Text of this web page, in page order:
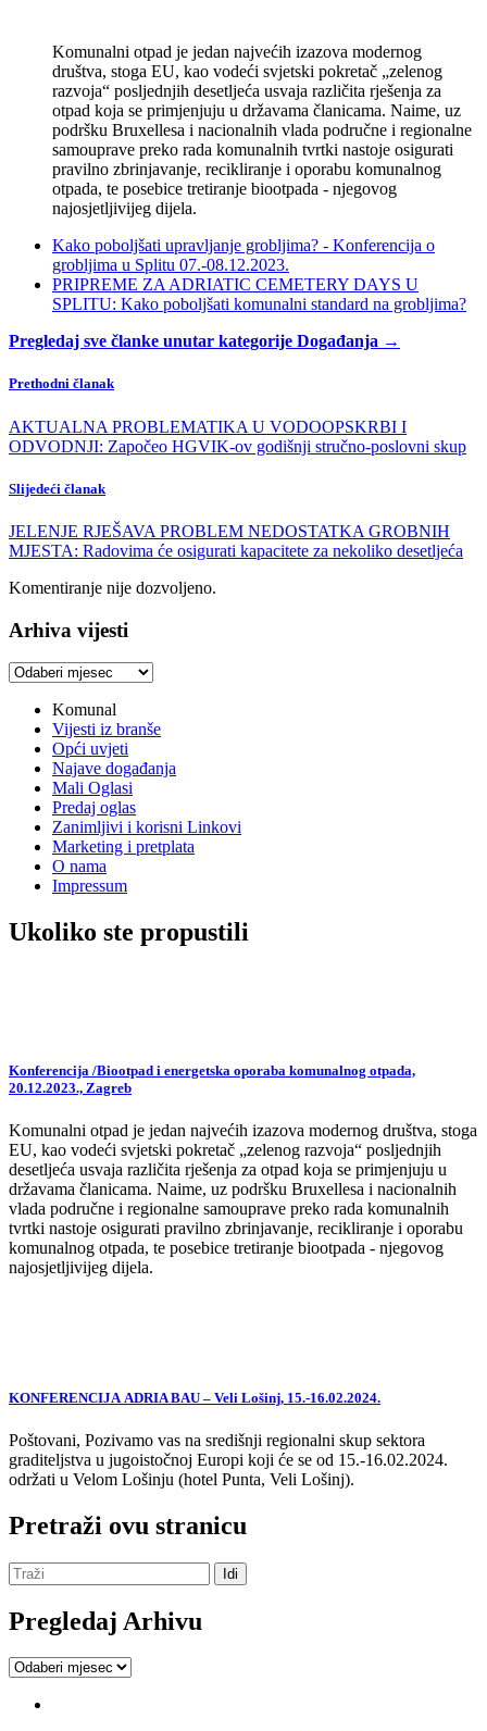
Komunalni otpad je jedan najvećih izazova modernog
društva, stoga EU, kao vodeći svjetski pokretač „zelenog
razvoja“ posljednjih desetljeća usvaja različita rješenja za
otpad koja se primjenjuju u državama članicama. Naime, uz
podršku Bruxellesa i nacionalnih vlada područne i regionalne
samouprave preko rada komunalnih tvrtki nastoje osigurati
pravilno zbrinjavanje, recikliranje i oporabu komunalnog
otpada, te posebice tretiranje biootpada - njegovog
najosjetljivijeg dijela.
Kako poboljšati upravljanje grobljima? - Konferencija o
grobljima u Splitu 07.-08.12.2023.
PRIPREME ZA ADRIATIC CEMETERY DAYS U
SPLITU: Kako poboljšati komunalni standard na grobljima?
Pregledaj sve članke unutar kategorije Događanja →
Prethodni članak
AKTUALNA PROBLEMATIKA U VODOOPSKRBI I
ODVODNJI: Započeo HGVIK-ov godišnji stručno-poslovni skup
Slijedeći članak
JELENJE RJEŠAVA PROBLEM NEDOSTATKA GROBNIH
MJESTA: Radovima će osigurati kapacitete za nekoliko desetljeća
Komentiranje nije dozvoljeno.
Arhiva vijesti
Arhiva
Komunal
Vijesti iz branše
Opći uvjeti
Najave događanja
Mali Oglasi
Predaj oglas
Zanimljivi i korisni Linkovi
Marketing i pretplata
O nama
Impressum
Ukoliko ste propustili
Konferencija /Biootpad i energetska oporaba komunalnog otpada,
20.12.2023., Zagreb
Komunalni otpad je jedan najvećih izazova modernog društva, stoga
EU, kao vodeći svjetski pokretač „zelenog razvoja“ posljednjih
desetljeća usvaja različita rješenja za otpad koja se primjenjuju u
državama članicama. Naime, uz podršku Bruxellesa i nacionalnih
vlada područne i regionalne samouprave preko rada komunalnih
tvrtki nastoje osigurati pravilno zbrinjavanje, recikliranje i oporabu
komunalnog otpada, te posebice tretiranje biootpada - njegovog
najosjetljivijeg dijela.
KONFERENCIJA ADRIA BAU – Veli Lošinj, 15.-16.02.2024.
Poštovani, Pozivamo vas na središnji regionalni skup sektora
graditeljstva u jugoistočnoj Europi koji će se od 15.-16.02.2024.
održati u Velom Lošinju (hotel Punta, Veli Lošinj).
Pretraži ovu stranicu
Pregledaj Arhivu
Pregledaj